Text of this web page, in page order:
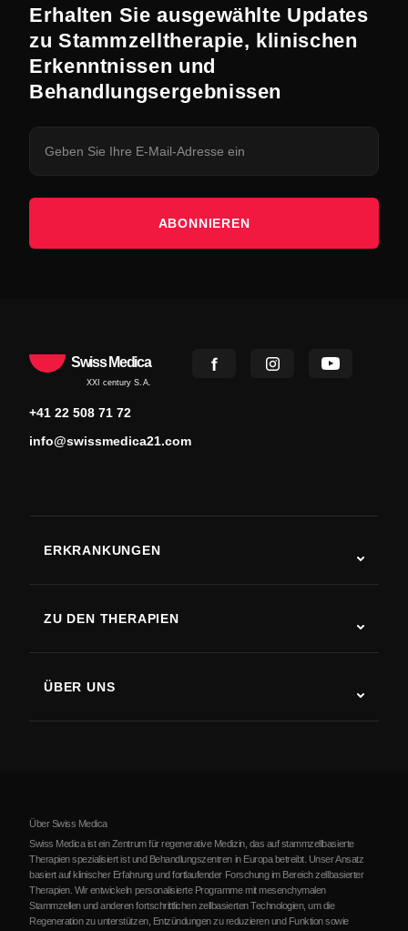
Erhalten Sie ausgewählte Updates
zu Stammzelltherapie, klinischen
Erkenntnissen und
Behandlungsergebnissen
ABONNIEREN
Swiss Medica
XXI century S.A.
+41 22 508 71 72
info@swissmedica21.com
ERKRANKUNGEN
Parkinson-Krankheit
Arthritis
ZU DEN THERAPIEN
ÜBER UNS
Über Serbien
Blog
Partnerschaft
Kontakte
Über Swiss Medica
Swiss Medica ist ein Zentrum für regenerative Medizin, das auf stammzellbasierte
Therapien spezialisiert ist und Behandlungszentren in Europa betreibt. Unser Ansatz
basiert auf klinischer Erfahrung und fortlaufender Forschung im Bereich zellbasierter
Therapien. Wir entwickeln personalisierte Programme mit mesenchymalen
Stammzellen und anderen fortschrittlichen zellbasierten Technologien, um die
Regeneration zu unterstützen, Entzündungen zu reduzieren und Funktion sowie